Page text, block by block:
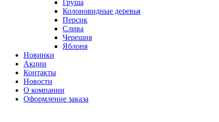
Груша
Колоновидные деревья
Персик
Слива
Черешня
Яблоня
Новинки
Акции
Контакты
Новости
О компании
Оформление заказа